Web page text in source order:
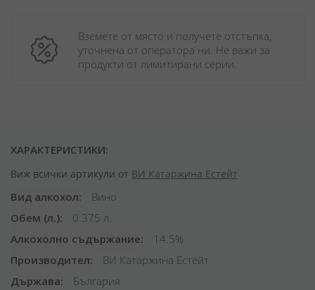
Вземете от място и получете отстъпка,
уточнена от оператора ни. Не важи за
продукти от лимитирани серии.
ХАРАКТЕРИСТИКИ:
Виж всички артикули от ВИ Катаржина Естейт
Вид алкохол
Вино
Обем (л.)
0.375 л.
Алкохолно съдържание
14.5%
Производител
ВИ Катаржина Естейт
Държава
България